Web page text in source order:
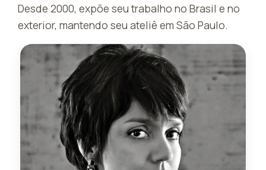
Desde 2000, expõe seu trabalho no Brasil e no
exterior, mantendo seu ateliê em São Paulo.